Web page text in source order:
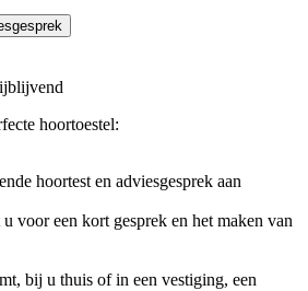
hoortoestel:
hoortest en adviesgesprek aan
voor een kort gesprek en het maken van
bij u thuis of in een vestiging, een